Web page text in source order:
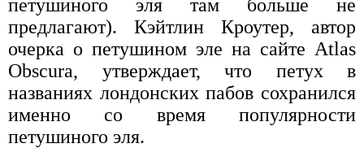
петушиного эля там больше не
предлагают). Кэйтлин Кроутер, автор
очерка о петушином эле на сайте Atlas
Obscura, утверждает, что петух в
названиях лондонских пабов сохранился
именно со время популярности
петушиного эля.